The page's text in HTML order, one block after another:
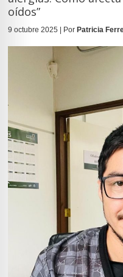
oídos”
9 octubre 2025 | Por Patricia